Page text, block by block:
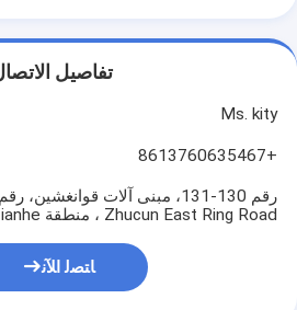
تفاصيل
Ms. kity
+8613760635467
Zhucun East Ring Road ، منطقة Tianhe ، غوانغشو
ﺎﺘﺼﻟ ﺍﻶﻧ